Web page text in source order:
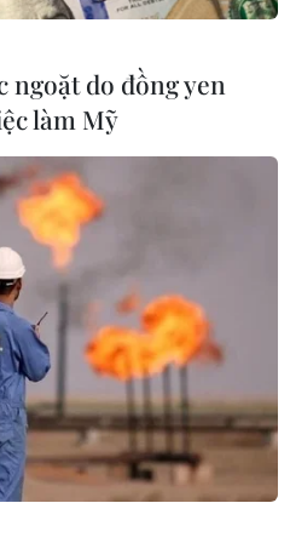
tiên
thêm
VIỆT NAM
ngoặt do đồng yen
làm Mỹ